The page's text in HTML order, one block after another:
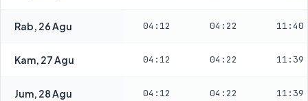
Rab, 26 Agu 04:12 04:22 11:40
Kam, 27 Agu 04:12 04:22 11:39
Jum, 28 Agu 04:12 04:22 11:39